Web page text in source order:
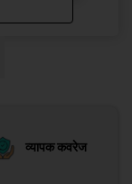
व्यापक कवरेज